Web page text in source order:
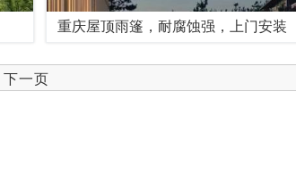
重庆屋顶雨篷，耐腐蚀强，上门安装
下一页